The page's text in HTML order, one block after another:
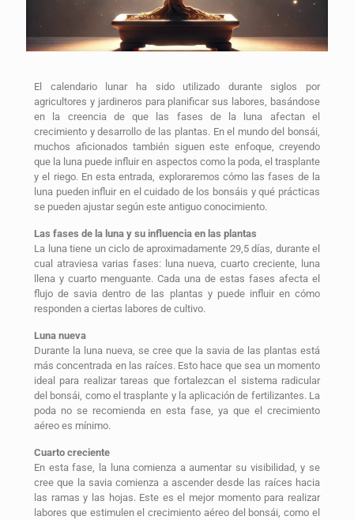
El calendario lunar ha sido utilizado durante siglos por
agricultores y jardineros para planificar sus labores, basándose
en la creencia de que las fases de la luna afectan el
crecimiento y desarrollo de las plantas. En el mundo del bonsái,
muchos aficionados también siguen este enfoque, creyendo
que la luna puede influir en aspectos como la poda, el trasplante
y el riego. En esta entrada, exploraremos cómo las fases de la
luna pueden influir en el cuidado de los bonsáis y qué prácticas
se pueden ajustar según este antiguo conocimiento.
Las fases de la luna y su influencia en las plantas
La luna tiene un ciclo de aproximadamente 29,5 días, durante el
cual atraviesa varias fases: luna nueva, cuarto creciente, luna
llena y cuarto menguante. Cada una de estas fases afecta el
flujo de savia dentro de las plantas y puede influir en cómo
responden a ciertas labores de cultivo.
Luna nueva
Durante la luna nueva, se cree que la savia de las plantas está
más concentrada en las raíces. Esto hace que sea un momento
ideal para realizar tareas que fortalezcan el sistema radicular
del bonsái, como el trasplante y la aplicación de fertilizantes. La
poda no se recomienda en esta fase, ya que el crecimiento
aéreo es mínimo.
Cuarto creciente
En esta fase, la luna comienza a aumentar su visibilidad, y se
cree que la savia comienza a ascender desde las raíces hacia
las ramas y las hojas. Este es el mejor momento para realizar
labores que estimulen el crecimiento aéreo del bonsái, como el